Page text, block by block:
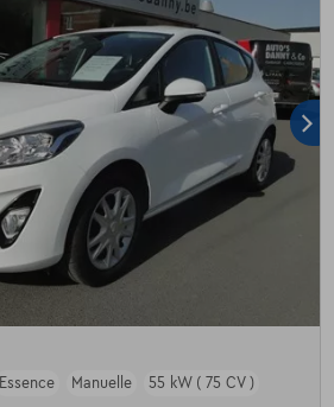
Essence Manuelle 55 kW ( 75 CV )